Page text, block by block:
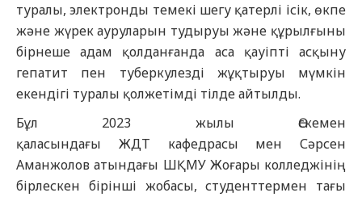
туралы, электронды темекі шегу қатерлі ісік, өкпе
және жүрек ауруларын тудыруы және құрылғыны
бірнеше адам қолданғанда аса қауіпті асқыну
гепатит пен туберкулезді жұқтыруы мүмкін
екендігі туралы қолжетімді тілде айтылды.
Бұл 2023 жылы Өскемен
қаласындағы ЖДТ кафедрасы мен Сәрсен
Аманжолов атындағы ШҚМУ Жоғары колледжінің
бірлескен бірінші жобасы, студенттермен тағы